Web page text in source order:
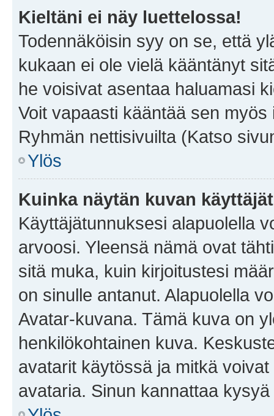
Kieltäni ei näy luettelossa!
Todennäköisin syy on se, että
kukaan ei ole vielä kääntänyt
he voisivat asentaa haluamasi
Voit vapaasti kääntää sen
Ryhmän nettisivuilta (Katso
Ylös
Kuinka näytän kuvan
Käyttäjätunnuksesi alapuolella
arvoosi. Yleensä nämä ovat
sitä muka, kuin kirjoitustesi
on sinulle antanut. Alapuolella
Avatar-kuvana. Tämä kuva on
henkilökohtainen kuva.
avatarit käytössä ja mitkä
avataria. Sinun kannattaa